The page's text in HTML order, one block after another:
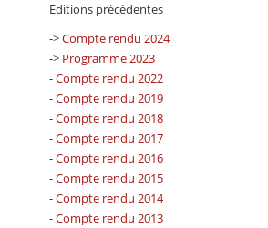
Editions précédentes
->Compte rendu 2024
-> Programme 2023
-Compte rendu 2022
-Compte rendu 2019
-Compte rendu 2018
-Compte rendu 2017
-Compte rendu 2016
-Compte rendu 2015
-Compte rendu 2014
-Compte rendu 2013